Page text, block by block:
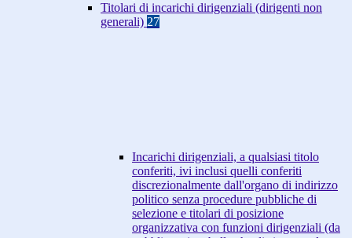
Titolari di incarichi dirigenziali (dirigenti non
generali) 27
Incarichi dirigenziali, a qualsiasi titolo
conferiti, ivi inclusi quelli conferiti
discrezionalmente dall'organo di indirizzo
politico senza procedure pubbliche di
selezione e titolari di posizione
organizzativa con funzioni dirigenziali (da